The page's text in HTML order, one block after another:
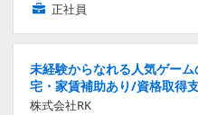
正社員
未経験からなれる人気ゲー
宅・家賃補助あり/資格取得
株式会社RK